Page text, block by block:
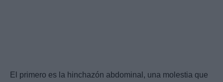
El primero es la hinchazón abdominal, una molestia que